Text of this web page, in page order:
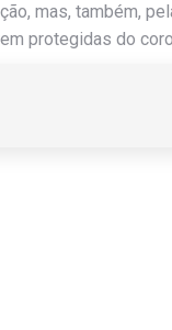
mas, também,
protegidas do